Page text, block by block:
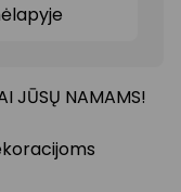
JŪSŲ NAMAMS!